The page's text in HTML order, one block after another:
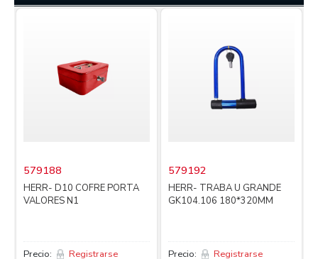
579188
HERR- D10 COFRE PORTA
VALORES N1
Precio: Registrarse
579192
HERR- TRABA U GRANDE
GK104.106 180*320MM
Precio: Registrarse